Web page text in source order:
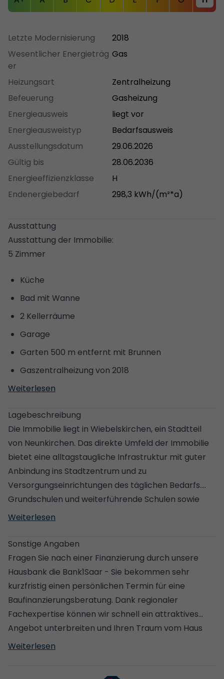
Letzte Modernisierung
2018
Wesentlicher Energieträg
er
Gas
Heizungsart
Zentralheizung
Befeuerung
Gasheizung
Energieausweis
liegt vor
Energieausweistyp
Bedarfsausweis
Ausstellungsdatum
29.06.2026
Gültig bis
28.06.2036
Energieeffizienzklasse
H
Endenergiebedarf
298,3 kWh/(m²*a)
Ausstattung
Ausstattung der Immobilie:
5 Zimmer
Küche
Bad mit Wanne
2 Kellerräume
Garage
Garten 500 m entfernt mit Brunnen
Gaszentralheizung von 2018
Weiterlesen
Lagebeschreibung
Die Immobilie liegt in Wiebelskirchen, ein Stadtteil
von Neunkirchen. Das direkte Umfeld der Immobilie
bietet eine alltagstaugliche Infrastruktur mit guter
Anbindung ins Stadtzentrum und zu
Versorgungseinrichtungen des täglichen Bedarfs.
Grundschulen und weiterführende Schulen sowie
Kindergärten sind im Stadtteil Wiebelskirchen und im
Autobahn A6 ist von Neunkirchen schnell erreichbar
und bietet eine effiziente Anbindung Richtung
Saarbrücken, Mannheim und weiter ins Netz der
deutschen Autobahnen.
Weiterlesen
Sonstige Angaben
Fragen Sie nach einer Finanzierung durch unsere
Hausbank die Bank1Saar - Sie bekommen sehr
kurzfristig einen persönlichen Termin für eine
Baufinanzierungsberatung. Dank regionaler
Fachexpertise können wir schnell ein attraktives
Angebot unterbreiten und Ihren Traum vom Haus
kompetent realisieren!
Weiterlesen